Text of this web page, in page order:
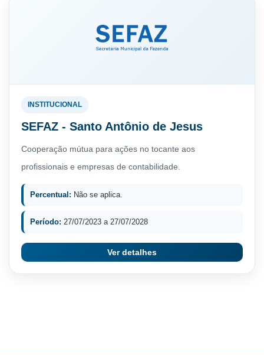
INSTITUCIONAL
SEFAZ - Santo Antônio de Jesus
Cooperação mútua para ações no tocante aos
profissionais e empresas de contabilidade.
Percentual: Não se aplica.
Período: 27/07/2023 a 27/07/2028
Ver detalhes